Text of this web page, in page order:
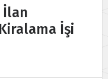
İlan
İşi